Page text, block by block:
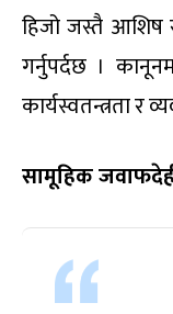
हिजो जस्तै आशिष
गर्नुपर्दछ ।
कार्यस्वतन्त्रता र
सामूहिक